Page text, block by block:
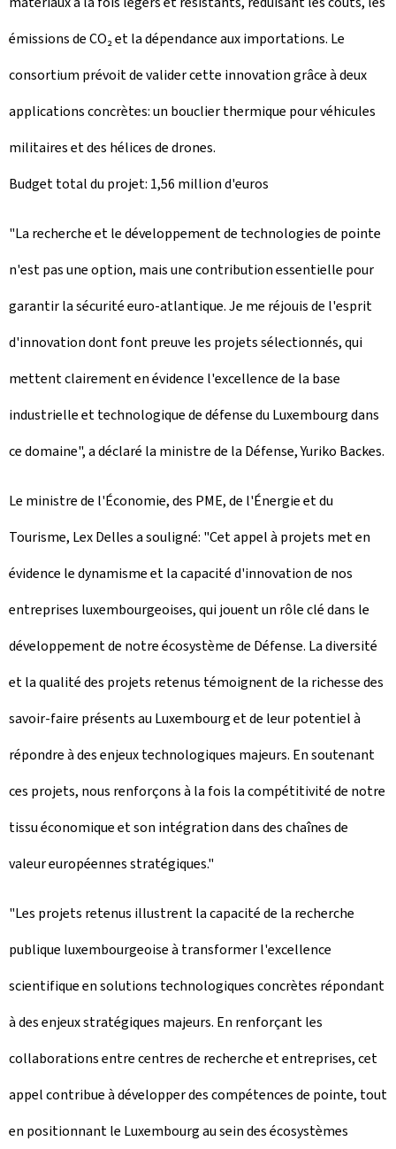
émissions de CO₂ et la dépendance aux importations. Le
consortium prévoit de valider cette innovation grâce à deux
applications concrètes: un bouclier thermique pour véhicules
militaires et des hélices de drones.
Budget total du projet: 1,56 million d'euros
"La recherche et le développement de technologies de pointe
n'est pas une option, mais une contribution essentielle pour
garantir la sécurité euro-atlantique. Je me réjouis de l'esprit
d'innovation dont font preuve les projets sélectionnés, qui
mettent clairement en évidence l'excellence de la base
industrielle et technologique de défense du Luxembourg dans
ce domaine", a déclaré la ministre de la Défense, Yuriko Backes.
Le ministre de l'Économie, des PME, de l'Énergie et du
Tourisme, Lex Delles a souligné: "Cet appel à projets met en
évidence le dynamisme et la capacité d'innovation de nos
entreprises luxembourgeoises, qui jouent un rôle clé dans le
développement de notre écosystème de Défense. La diversité
et la qualité des projets retenus témoignent de la richesse des
savoir-faire présents au Luxembourg et de leur potentiel à
répondre à des enjeux technologiques majeurs. En soutenant
ces projets, nous renforçons à la fois la compétitivité de notre
tissu économique et son intégration dans des chaînes de
valeur européennes stratégiques."
"Les projets retenus illustrent la capacité de la recherche
publique luxembourgeoise à transformer l'excellence
scientifique en solutions technologiques concrètes répondant
à des enjeux stratégiques majeurs. En renforçant les
collaborations entre centres de recherche et entreprises, cet
appel contribue à développer des compétences de pointe, tout
en positionnant le Luxembourg au sein des écosystèmes